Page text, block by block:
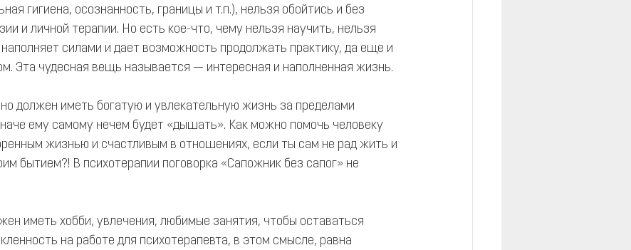
гигиена, осознанность, границы и т.п.), нельзя обойтись и без
и личной терапии. Но есть кое-что, чему нельзя научить, нельзя
силами и дает возможность продолжать практику, да еще и
Эта чудесная вещь называется — интересная и наполненная жизнь.
должен иметь богатую и увлекательную жизнь за пределами
ему самому нечем будет «дышать». Как можно помочь человеку
жизнью и счастливым в отношениях, если ты сам не рад жить и
бытием?! В психотерапии поговорка «Сапожник без сапог» не
иметь хобби, увлечения, любимые занятия, чтобы оставаться
на работе для психотерапевта, в этом смысле, равна